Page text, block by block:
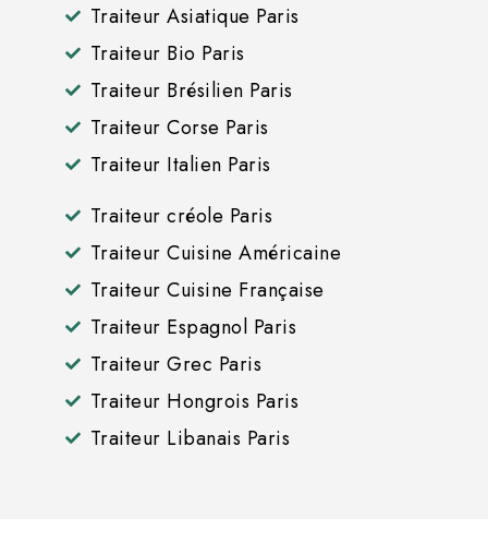
Traiteur Asiatique Paris
Traiteur Bio Paris
Traiteur Brésilien Paris
Traiteur Corse Paris
Traiteur Italien Paris
Traiteur créole Paris
Traiteur Cuisine Américaine
Traiteur Cuisine Française
Traiteur Espagnol Paris
Traiteur Grec Paris
Traiteur Hongrois Paris
Traiteur Libanais Paris